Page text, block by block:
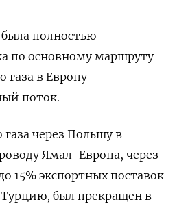
была полностью
по основному маршруту
газа в Европу -
поток.
газа через Польшу в
Ямал-Европа, через
15% экспортных поставок
был прекращен в